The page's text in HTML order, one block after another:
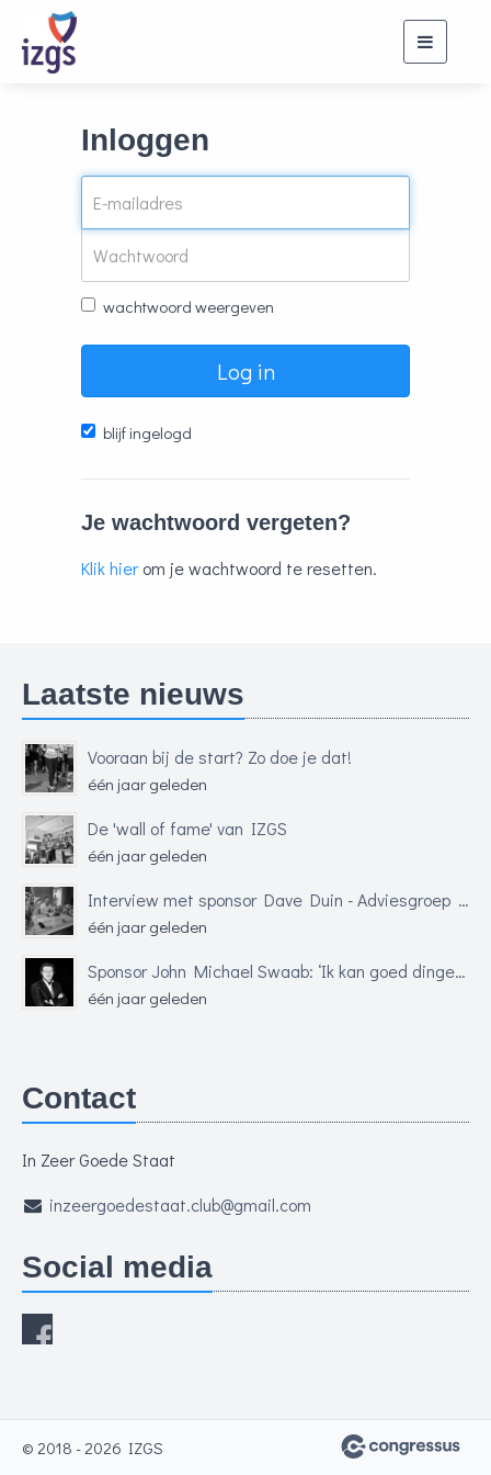
Toggle
Inloggen
wachtwoord weergeven
Log in
blijf ingelogd
Je wachtwoord vergeten?
Klik hierom je wachtwoord te resetten.
Laatste nieuws
Vooraan bij de start? Zo doe je dat!
één jaar geleden
De 'wall of fame' van IZGS
één jaar geleden
Interview met sponsor Dave Duin - Adviesgroep Financiële Dienstverlening (AFD)
één jaar geleden
Sponsor John Michael Swaab: ‘Ik kan goed dingen uit de grond stampen’
één jaar geleden
Contact
In Zeer Goede Staat
inzeergoedestaat.club@gmail.com
Social media
© 2018 - 2026 IZGS